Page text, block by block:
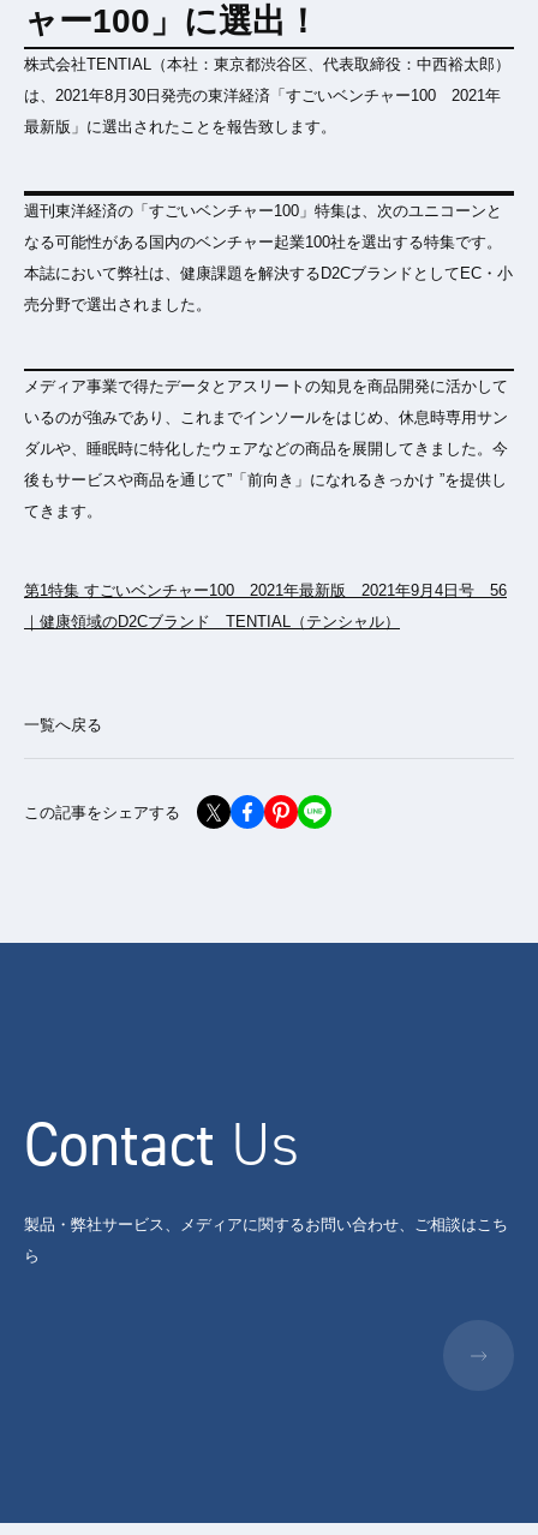
ャー100」に選出！
株式会社TENTIAL（本社：東京都渋谷区、代表取締役：中西裕太郎）
は、2021年8月30日発売の東洋経済「すごいベンチャー100 2021年
最新版」に選出されたことを報告致します。
週刊東洋経済の「すごいベンチャー100」特集は、次のユニコーンと
なる可能性がある国内のベンチャー起業100社を選出する特集です。
本誌において弊社は、健康課題を解決するD2CブランドとしてEC・小
売分野で選出されました。
メディア事業で得たデータとアスリートの知見を商品開発に活かして
いるのが強みであり、これまでインソールをはじめ、休息時専用サン
ダルや、睡眠時に特化したウェアなどの商品を展開してきました。今
後もサービスや商品を通じて”「前向き」になれるきっかけ ”を提供し
てきます。
第1特集 すごいベンチャー100 2021年最新版 2021年9月4日号 56
｜健康領域のD2Cブランド TENTIAL（テンシャル）
一覧へ戻る
この記事をシェアする
Contact Us
製品・弊社サービス、メディアに関するお問い合わせ、ご相談はこち
ら